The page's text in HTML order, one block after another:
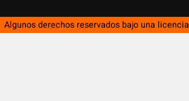
Algunos derechos reservados bajo una licencia